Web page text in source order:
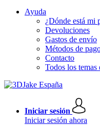
Ayuda
¿Dónde está mi
Devoluciones
Gastos de envío
Métodos de
Contacto
Todos los
Iniciar sesión
Iniciar sesión ahora